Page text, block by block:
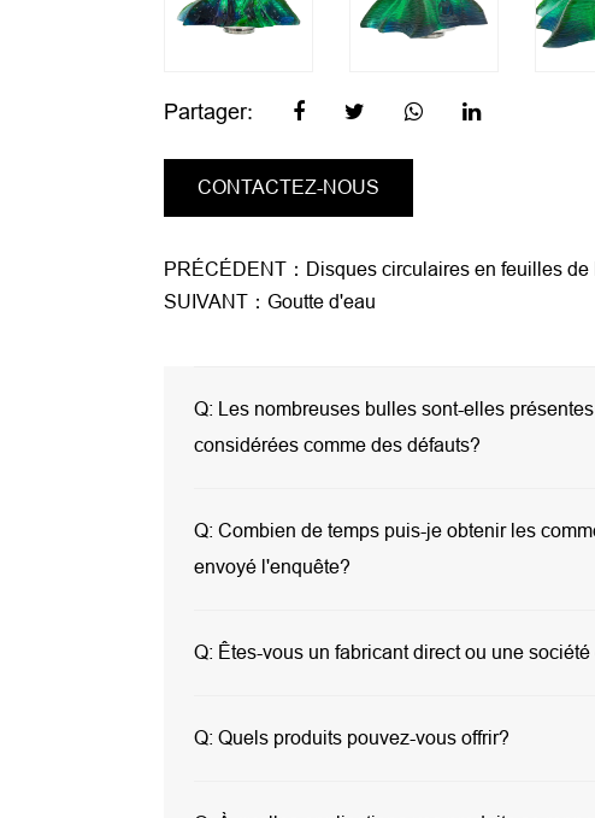
Partager:
CONTACTEZ-NOUS
PRÉCÉDENT：Disques circulaires en feuilles de
SUIVANT：Goutte d'eau
Q:
Les nombreuses bulles sont-elles
considérées comme des défauts?
Q: Combien de temps puis-je obtenir les
envoyé l'enquête?
Q: Êtes-vous un fabricant direct ou une
Q: Quels produits pouvez-vous offrir?